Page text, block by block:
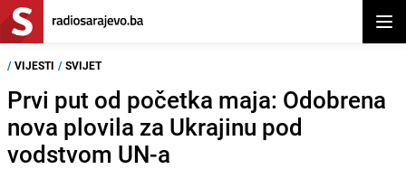
/ VIJESTI / SVIJET
Prvi put od početka maja: Odobrena
nova plovila za Ukrajinu pod
vodstvom UN-a